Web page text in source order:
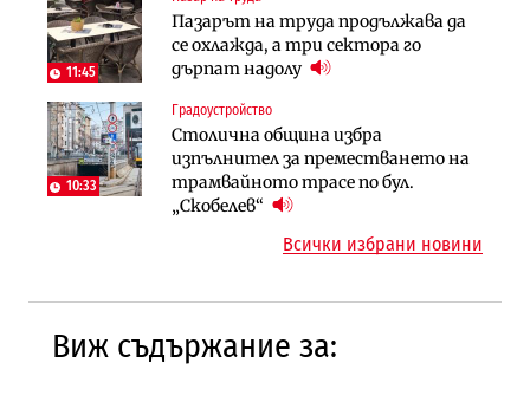
11:45
Пазарът на труда продължава да
се охлажда, а три сектора го
дърпат надолу
10:33
Градоустройство
Столична община избра
изпълнител за преместването на
трамвайното трасе по бул.
„Скобелев“
Инфраструктура
АПИ възложи промяната на
парцеларния план за
Търново
Градоустройство
Шест кандидата с интерес към
надзора на двете метростанции в
Ипотечното кредитиране в
България продължава да се охлажда
(Графика)
Инфраструктура
Вторият мост над Варненското
езеро става част от бъдещата
магистрала „Черно море“
Всички избрани новини
Виж съдържание за: